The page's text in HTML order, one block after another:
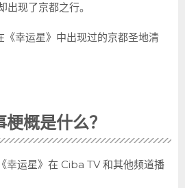
出现了京都之行。
《幸运星》中出现过的京都圣地清
概是什么？
运星》在 Ciba TV 和其他频道播